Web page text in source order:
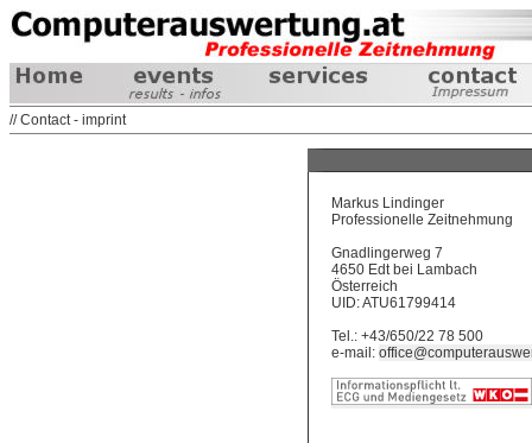
// Contact - imprint
Markus Lindinger
Professionelle Zeitnehmung
Gnadlingerweg 7
4650 Edt bei Lambach
Österreich
UID: ATU61799414
Tel.: +43/650/22 78 500
e-mail: